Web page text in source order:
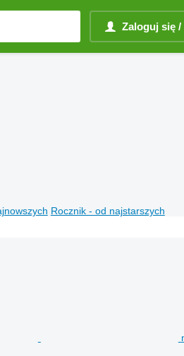
Zaloguj się
Rocznik - od najstarszych